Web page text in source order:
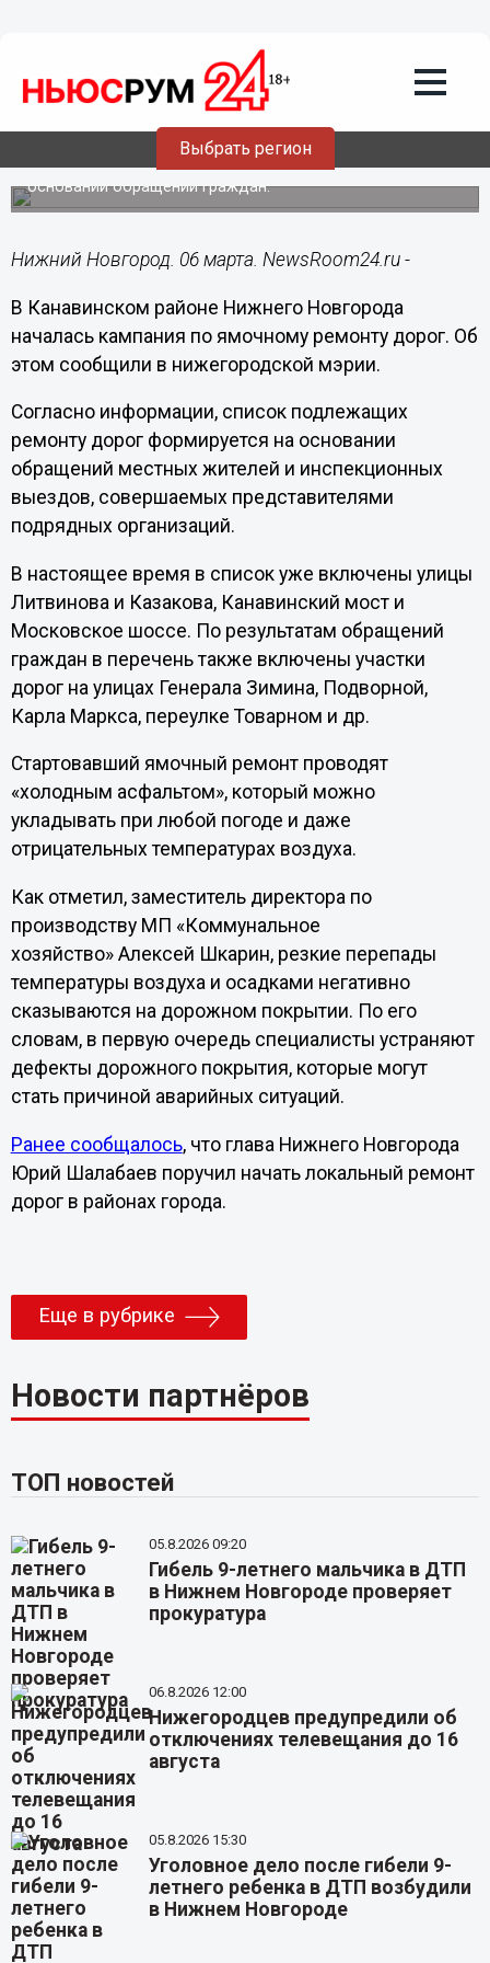
Выбрать регион
06.03.202216:34
В Канавинском районе стартовала
кампания по ямочному ремонту
Список подлежащих ремонту дорог формируется на
основании обращений граждан.
Нижний Новгород. 06 марта. NewsRoom24.ru -
В Канавинском районе Нижнего Новгорода
началась кампания по ямочному ремонту дорог. Об
этом сообщили в нижегородской мэрии.
Согласно информации, список подлежащих
ремонту дорог формируется на основании
обращений местных жителей и инспекционных
выездов, совершаемых представителями
подрядных организаций.
В настоящее время в список уже включены улицы
Литвинова и Казакова, Канавинский мост и
Московское шоссе. По результатам обращений
граждан в перечень также включены участки
дорог на улицах Генерала Зимина, Подворной,
Карла Маркса, переулке Товарном и др.
Стартовавший ямочный ремонт проводят
«холодным асфальтом», который можно
укладывать при любой погоде и даже
отрицательных температурах воздуха.
Как отметил, заместитель директора по
производству МП «Коммунальное
хозяйство» Алексей Шкарин, резкие перепады
температуры воздуха и осадками негативно
сказываются на дорожном покрытии. По его
словам, в первую очередь специалисты устраняют
дефекты дорожного покрытия, которые могут
стать причиной аварийных ситуаций.
Ранее сообщалось, что глава Нижнего Новгорода
Юрий Шалабаев поручил начать локальный ремонт
дорог в районах города.
Еще в рубрике
Новости партнёров
ТОП новостей
05.8.2026 09:20
Гибель 9-летнего мальчика в ДТП
в Нижнем Новгороде проверяет
прокуратура
06.8.2026 12:00
Нижегородцев предупредили об
отключениях телевещания до 16
августа
05.8.2026 15:30
Уголовное дело после гибели 9-
летнего ребенка в ДТП возбудили
в Нижнем Новгороде